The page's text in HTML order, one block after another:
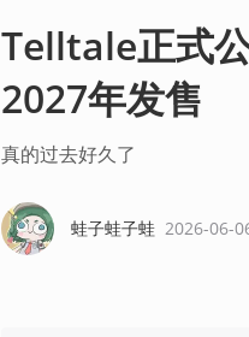
Telltale正式
2027年发售
真的过去好久了
蛙子蛙子蛙 2026-06-